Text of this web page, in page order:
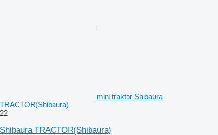
mini traktor Shibaura
TRACTOR(Shibaura)
22
Shibaura TRACTOR(Shibaura)